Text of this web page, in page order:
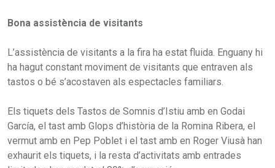
Bona assistència de visitants
L’assistència de visitants a la fira ha estat fluida. Enguany hi
ha hagut constant moviment de visitants que entraven als
tastos o bé s’acostaven als espectacles familiars.
Els tiquets dels Tastos de Somnis d’Istiu amb en Godai
García, el tast amb Glops d’història de la Romina Ribera, el
vermut amb en Pep Poblet i el tast amb en Roger Viusà han
exhaurit els tiquets, i la resta d’activitats amb entrades